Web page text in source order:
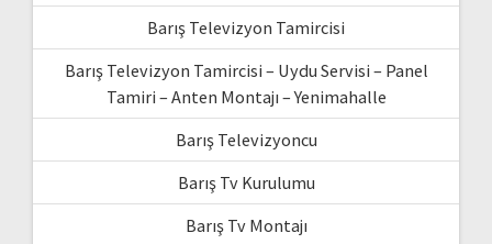
Barış Televizyon Tamircisi
Barış Televizyon Tamircisi – Uydu Servisi – Panel
Tamiri – Anten Montajı – Yenimahalle
Barış Televizyoncu
Barış Tv Kurulumu
Barış Tv Montajı